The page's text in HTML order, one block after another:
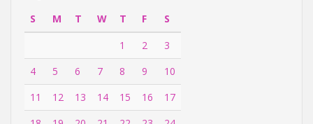
S
M T W T F
S
1
2
3
4
5 6 7 8 9
10
11
12 13 14 15 16
17